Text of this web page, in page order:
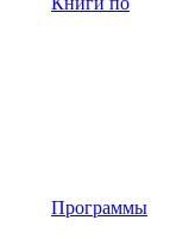
Программы